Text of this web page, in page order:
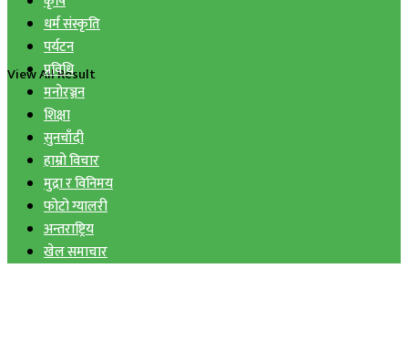
View All Result
धर्म संस्कृति
पर्यटन
प्रविधि
मनोरञ्जन
शिक्षा
सुनचाँदी
हाम्रो विचार
मुद्रा र विनिमय
फोटो ग्यालरी
अन्तराष्ट्रिय
खेल समाचार